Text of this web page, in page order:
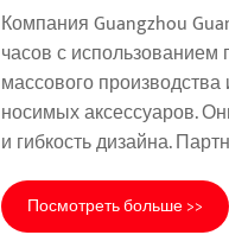
Компания Guangzhou
часов с
массового
носимых аксессуаров.
и гибкость дизайна.
Посмотреть больше >>